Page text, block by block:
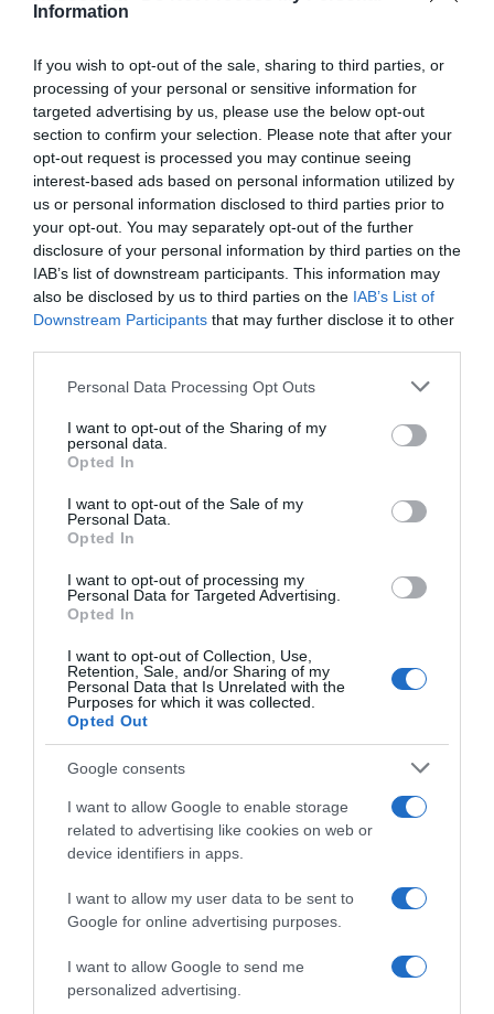
Information
If you wish to opt-out of the sale, sharing to third parties, or
processing of your personal or sensitive information for
targeted advertising by us, please use the below opt-out
section to confirm your selection. Please note that after your
opt-out request is processed you may continue seeing
interest-based ads based on personal information utilized by
us or personal information disclosed to third parties prior to
your opt-out. You may separately opt-out of the further
disclosure of your personal information by third parties on the
IAB’s list of downstream participants. This information may
also be disclosed by us to third parties on the IAB’s List of
Downstream Participants that may further disclose it to other
Please note that this website/app uses one or more Google
not limited to your visit or usage behaviour. You may click to
grant or deny consent to Google and its third-party tags to
use your data for below specified purposes in below Google
consent section.
Personal Data Processing Opt Outs
I want to opt-out of the Sharing of my
personal data.
Opted In
I want to opt-out of the Sale of my
Personal Data.
Opted In
I want to opt-out of processing my
Personal Data for Targeted Advertising.
Opted In
I want to opt-out of Collection, Use,
Retention, Sale, and/or Sharing of my
Personal Data that Is Unrelated with the
Purposes for which it was collected.
Opted Out
Google consents
I want to allow Google to enable storage
related to advertising like cookies on web or
device identifiers in apps.
I want to allow my user data to be sent to
Google for online advertising purposes.
I want to allow Google to send me
personalized advertising.
fokhagymát aranybarnára.
majd a répát, és pirítsd pár percig.
4. Rizs hozzáadása – Dobd rá a rizst, keverd össze, majd
öntsd hozzá a szójaszószokat és a csilit. Keverd
folyamatosan, hogy minden szem szépen átvegye az
ízeket.
5. Tojás – A serpenyő egyik oldalára húzd félre a rizst, üss
rá egy tojást, keverd meg, majd dolgozd bele a rizsbe.
6. Ízesítés – Sózd, borsozd ízlés szerint.
7. Tálalás – A kész Nasi Goreng tetejére tegyél egy frissen
Megosztás: Facebook Twitter Pinterest
Címkék: Nasi Goreng
Korábbi bejegyzések
HASONLÓ BEJEGYZÉSEK
Ha izzadsz, erre a 3 létfontosságú elemre van szükség